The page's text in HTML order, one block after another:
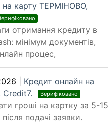
на карту ТЕРМІНОВО,
отримання кредиту в
мінімум документів,
процес,
Кредит онлайн на
Credit7.
Верифіковано
гроші на картку за 5-15
подачі заявки.